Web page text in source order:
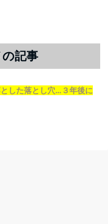
記事
した落とし穴…３年後に